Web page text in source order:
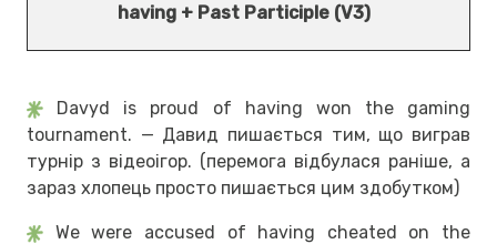
having + Past Participle (V3)
Davyd is proud of having won the gaming
tournament. — Давид пишається тим, що виграв
турнір з відеоігор. (перемога відбулася раніше, а
зараз хлопець просто пишається цим здобутком)
We were accused of having cheated on the